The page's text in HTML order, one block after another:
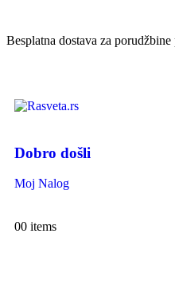
Besplatna dostava za
Dobro došli
Moj Nalog
00 items